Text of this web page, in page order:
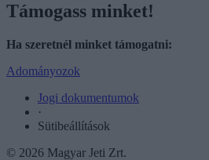
Támogass minket!
Ha szeretnél minket támogatni:
Adományozok
Jogi dokumentumok
·
Sütibeállítások
© 2026 Magyar Jeti Zrt.